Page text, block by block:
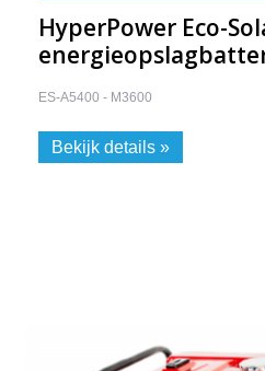
HyperPower Eco-
ES-A5400 - M3600
Bekijk details »